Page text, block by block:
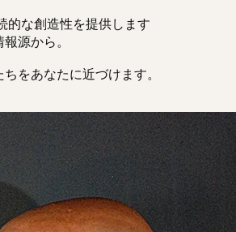
的な創造性を提供します
源から。
をあなたに近づけます。